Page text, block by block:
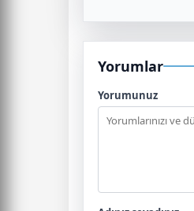
Yorumlar
Yorumunuz